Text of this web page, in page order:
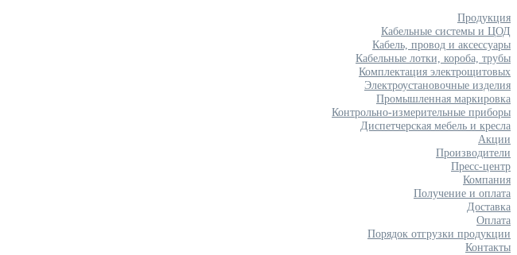
Продукция
Кабельные системы и ЦОД
Кабель, провод и аксессуары
Кабельные лотки, короба, трубы
Комплектация электрощитовых
Электроустановочные изделия
Промышленная маркировка
Контрольно-измерительные приборы
Диспетчерская мебель и кресла
Акции
Производители
Пресс-центр
Компания
Получение и оплата
Доставка
Оплата
Порядок отгрузки продукции
Контакты